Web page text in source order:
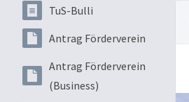
TuS-Bulli
Antrag Förderverein
Antrag Förderverein
(Business)